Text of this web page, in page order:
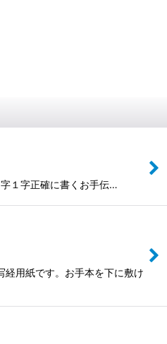
１字正確に書くお手伝…
用紙です。お手本を下に敷け